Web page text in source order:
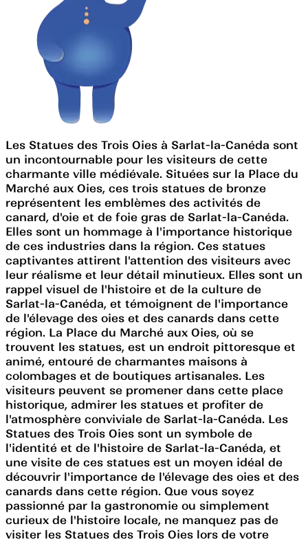
Les Statues des Trois Oies à Sarlat-la-Canéda sont
un incontournable pour les visiteurs de cette
charmante ville médiévale. Situées sur la Place du
Marché aux Oies, ces trois statues de bronze
représentent les emblèmes des activités de
canard, d'oie et de foie gras de Sarlat-la-Canéda.
Elles sont un hommage à l'importance historique
de ces industries dans la région. Ces statues
captivantes attirent l'attention des visiteurs avec
leur réalisme et leur détail minutieux. Elles sont un
rappel visuel de l'histoire et de la culture de
Sarlat-la-Canéda, et témoignent de l'importance
de l'élevage des oies et des canards dans cette
région. La Place du Marché aux Oies, où se
trouvent les statues, est un endroit pittoresque et
animé, entouré de charmantes maisons à
colombages et de boutiques artisanales. Les
visiteurs peuvent se promener dans cette place
historique, admirer les statues et profiter de
l'atmosphère conviviale de Sarlat-la-Canéda. Les
Statues des Trois Oies sont un symbole de
l'identité et de l'histoire de Sarlat-la-Canéda, et
une visite de ces statues est un moyen idéal de
découvrir l'importance de l'élevage des oies et des
canards dans cette région. Que vous soyez
passionné par la gastronomie ou simplement
curieux de l'histoire locale, ne manquez pas de
visiter les Statues des Trois Oies lors de votre